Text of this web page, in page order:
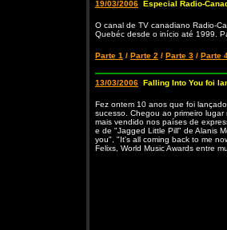
19/03/2006 Especial Radio-
O canal de TV canadiano Radio-
Quebéc desde o início até 1999.
Parte 1 / Parte 2 / Parte 3 / Parte
13/03/2006 Falling Into You foi
Fez ontem 10 anos que foi
sucesso. Chegou ao primeiro
mais vendido nos países de
e de "Jagged Little Pill" de Alanis
you", "It's all coming back to me
Felixs, World Music Awards entre